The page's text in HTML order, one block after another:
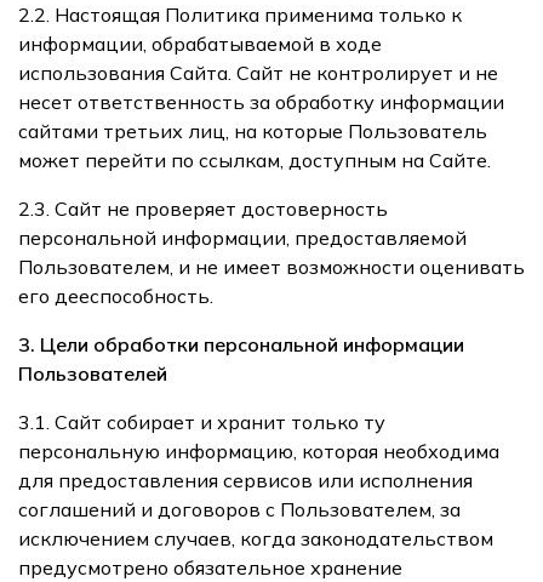
2.2. Настоящая Политика применима только к
информации, обрабатываемой в ходе
использования Сайта. Сайт не контролирует и не
несет ответственность за обработку информации
сайтами третьих лиц, на которые Пользователь
может перейти по ссылкам, доступным на Сайте.
2.3. Сайт не проверяет достоверность
персональной информации, предоставляемой
Пользователем, и не имеет возможности оценивать
его дееспособность.
3. Цели обработки персональной информации
Пользователей
3.1. Сайт собирает и хранит только ту
персональную информацию, которая необходима
для предоставления сервисов или исполнения
соглашений и договоров с Пользователем, за
исключением случаев, когда законодательством
предусмотрено обязательное хранение